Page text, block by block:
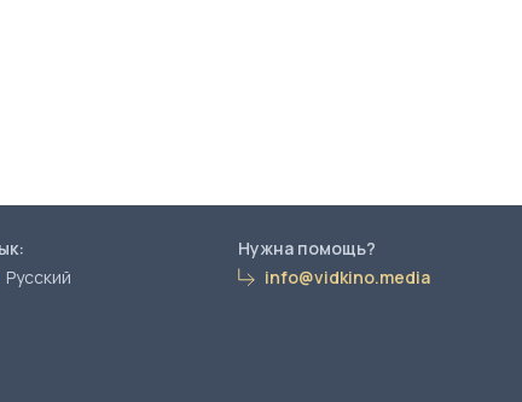
Русский
Нужна помощь?
info@vidkino.media